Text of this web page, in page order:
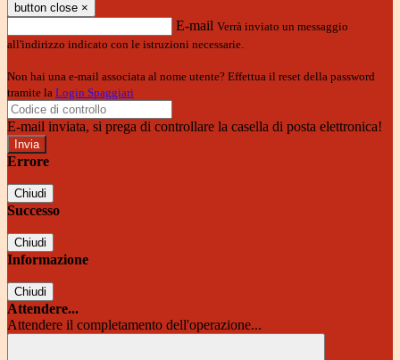
button close ×
E-mail Verrà inviato un messaggio
all'indirizzo indicato con le istruzioni necessarie.
Non hai una e-mail associata al nome utente? Effettua il reset della password
tramite la Login Spaggiari
E-mail inviata, si prega di controllare la casella di posta elettronica!
Errore
Chiudi
Successo
Chiudi
Informazione
Chiudi
Attendere...
Attendere il completamento dell'operazione...